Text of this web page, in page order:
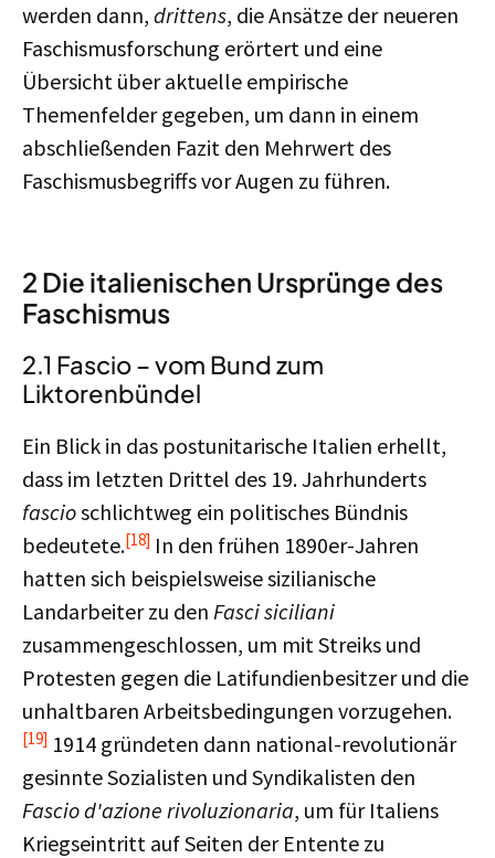
werden dann, drittens, die Ansätze der neueren
Faschismusforschung erörtert und eine
Übersicht über aktuelle empirische
Themenfelder gegeben, um dann in einem
abschließenden Fazit den Mehrwert des
Faschismusbegriffs vor Augen zu führen.
2 Die italienischen Ursprünge des
Faschismus
2.1 Fascio – vom Bund zum
Liktorenbündel
Ein Blick in das postunitarische Italien erhellt,
dass im letzten Drittel des 19. Jahrhunderts
fascioschlichtweg ein politisches Bündnis
bedeutete.[18] In den frühen 1890er-Jahren
hatten sich beispielsweise sizilianische
Landarbeiter zu den Fasci siciliani
zusammengeschlossen, um mit Streiks und
Protesten gegen die Latifundienbesitzer und die
unhaltbaren Arbeitsbedingungen vorzugehen.
[19] 1914 gründeten dann national-revolutionär
gesinnte Sozialisten und Syndikalisten den
Fascio d'azione rivoluzionaria, um für Italiens
Kriegseintritt auf Seiten der Entente zu